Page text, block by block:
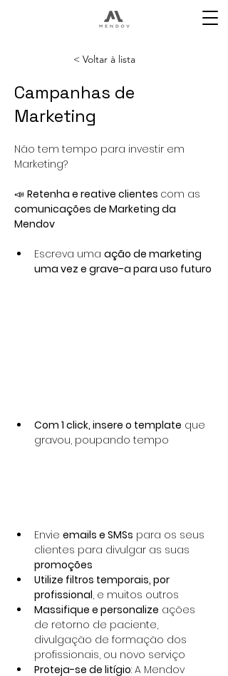
< Voltar à lista
Campanhas de
Marketing
Não tem tempo para investir em
Marketing?
📣 Retenha e reative clientes com as
comunicações de Marketing da
Mendov
Escreva uma ação de marketing
uma vez e grave-a para uso futuro
Com 1 click, insere o template que
gravou, poupando tempo
Envie emails e SMSs para os seus
clientes para divulgar as suas
promoções
Utilize filtros temporais, por
profissional, e muitos outros
Massifique e personalize ações
de retorno de paciente,
divulgação de formação dos
profissionais, ou novo serviço
Proteja-se de litígio: A Mendov